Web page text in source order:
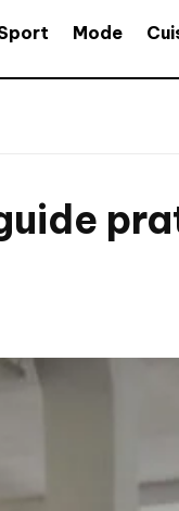
Mode